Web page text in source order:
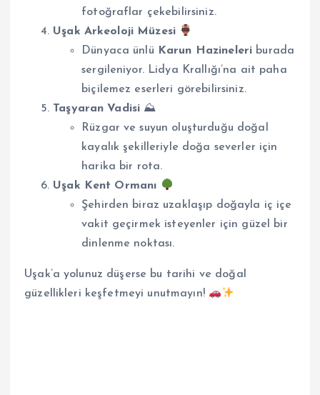
fotoğraflar çekebilirsiniz.
Uşak Arkeoloji Müzesi
Dünyaca ünlü
Karun Hazineleri burada
sergileniyor. Lidya Krallığı’na ait paha
biçilemez eserleri görebilirsiniz.
Taşyaran Vadisi ⛰
Rüzgar ve suyun oluşturduğu doğal
kayalık şekilleriyle doğa severler için
harika bir rota.
Uşak Kent Ormanı
Şehirden biraz uzaklaşıp doğayla iç içe
vakit geçirmek isteyenler için güzel bir
dinlenme noktası.
Uşak’a yolunuz düşerse bu tarihi ve doğal
güzellikleri keşfetmeyi unutmayın!